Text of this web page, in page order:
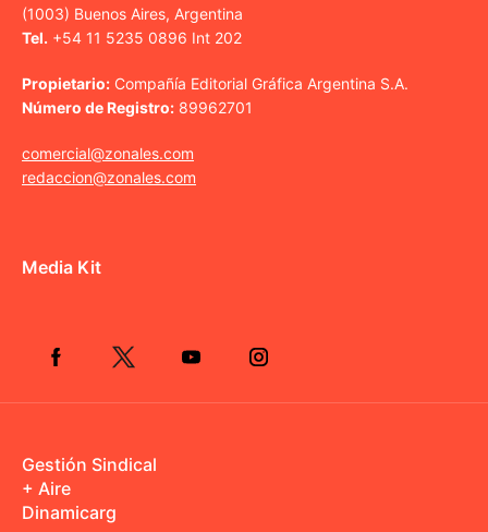
(1003) Buenos Aires, Argentina
Tel. +54 11 5235 0896 Int 202
Propietario: Compañía Editorial Gráfica Argentina S.A.
Número de Registro: 89962701
comercial@zonales.com
redaccion@zonales.com
Media Kit
Gestión Sindical
+ Aire
Dinamicarg